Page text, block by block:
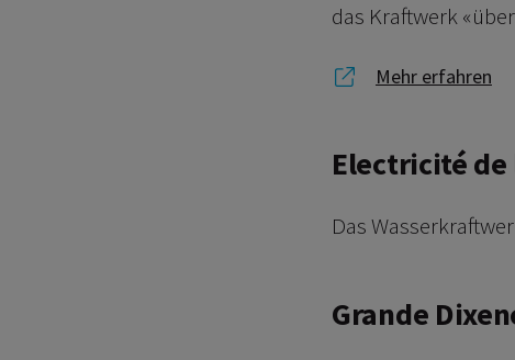
das Kraftwerk
Link zu Mehr
Mehr erfahren
Electricité de
Das
Grande